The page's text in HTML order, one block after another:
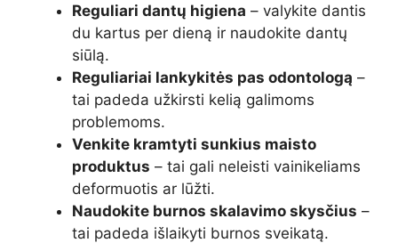
Reguliari dantų higiena – valykite dantis
du kartus per dieną ir naudokite dantų
siūlą.
Reguliariai lankykitės pas odontologą –
tai padeda užkirsti kelią galimoms
problemoms.
Venkite kramtyti sunkius maisto
produktus – tai gali neleisti vainikeliams
deformuotis ar lūžti.
Naudokite burnos skalavimo skysčius –
tai padeda išlaikyti burnos sveikatą.